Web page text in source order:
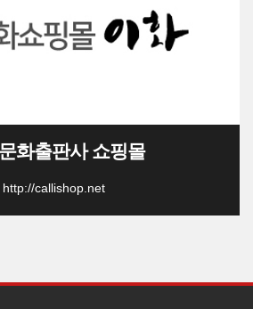
화출판사 쇼핑몰
http://callishop.net